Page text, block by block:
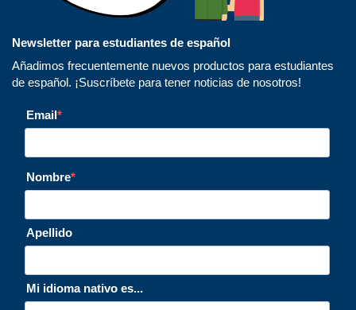
Newsletter para estudiantes de español
Añadimos frecuentemente nuevos productos para estudiantes
de español. ¡Suscríbete para tener noticias de nosotros!
Email
Nombre
Apellido
Mi idioma nativo es...